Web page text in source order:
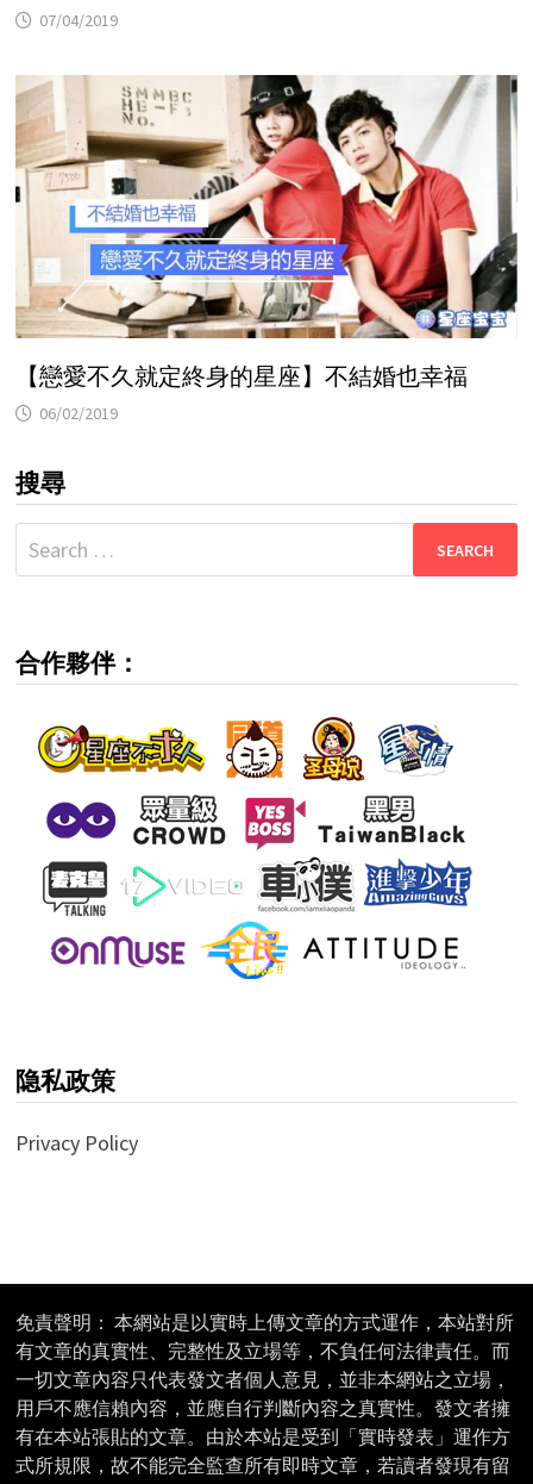
07/04/2019
【戀愛不久就定終身的星座】不結婚也幸福
06/02/2019
搜尋
Search
for:
合作夥伴：
隐私政策
Privacy Policy
免責聲明： 本網站是以實時上傳文章的方式運作，本站對所
有文章的真實性、完整性及立場等，不負任何法律責任。而
一切文章內容只代表發文者個人意見，並非本網站之立場，
用戶不應信賴內容，並應自行判斷內容之真實性。發文者擁
有在本站張貼的文章。由於本站是受到「實時發表」運作方
式所規限，故不能完全監查所有即時文章，若讀者發現有留